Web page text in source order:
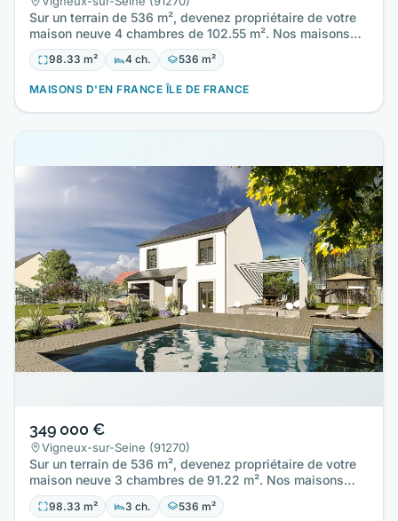
Sur un terrain de 536 m², devenez propriétaire de votre
maison neuve 4 chambres de 102.55 m². Nos maisons
sont toutes…
98.33 m² 4 ch. 536 m²
MAISONS D'EN FRANCE ÎLE DE FRANCE
349 000 €
Vigneux-sur-Seine (91270)
Sur un terrain de 536 m², devenez propriétaire de votre
maison neuve 3 chambres de 91.22 m². Nos maisons
sont toutes…
98.33 m² 3 ch. 536 m²